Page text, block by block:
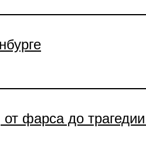
от фарса до